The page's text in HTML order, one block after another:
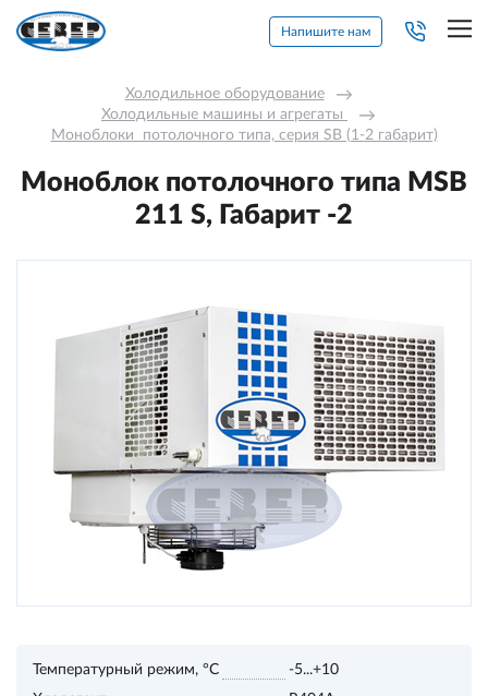
Напишите нам
Холодильное оборудование →
Холодильные машины и агрегаты →
Моноблоки  потолочного типа, серия SB (1-2 габарит)
Моноблок потолочного типа MSB
211 S, Габарит -2
Температурный режим, °С
-5...+10